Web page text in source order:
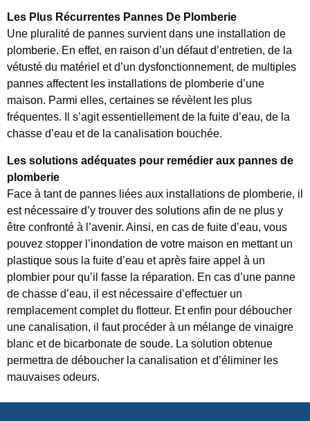
Les Plus Récurrentes Pannes De Plomberie
Une pluralité de pannes survient dans une installation de
plomberie. En effet, en raison d’un défaut d’entretien, de la
vétusté du matériel et d’un dysfonctionnement, de multiples
pannes affectent les installations de plomberie d’une
maison. Parmi elles, certaines se révèlent les plus
fréquentes. Il s’agit essentiellement de la fuite d’eau, de la
chasse d’eau et de la canalisation bouchée.
Les solutions adéquates pour remédier aux pannes de
plomberie
Face à tant de pannes liées aux installations de plomberie, il
est nécessaire d’y trouver des solutions afin de ne plus y
être confronté à l’avenir. Ainsi, en cas de fuite d’eau, vous
pouvez stopper l’inondation de votre maison en mettant un
plastique sous la fuite d’eau et après faire appel à un
plombier pour qu’il fasse la réparation. En cas d’une panne
de chasse d’eau, il est nécessaire d’effectuer un
remplacement complet du flotteur. Et enfin pour déboucher
une canalisation, il faut procéder à un mélange de vinaigre
blanc et de bicarbonate de soude. La solution obtenue
permettra de déboucher la canalisation et d’éliminer les
mauvaises odeurs.